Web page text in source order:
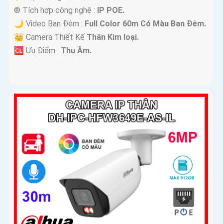
®️ Tích hợp công nghệ : IP POE.
🌙 Video Ban Đêm : Full Color 60m Có Màu Ban Ðêm.
👑 Camera Thiết Kế Thân Kim loại.
️🆑 Ưu Điểm : Thu Âm.